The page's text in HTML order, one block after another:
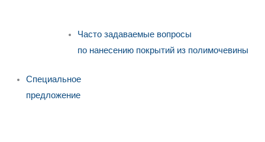
Часто задаваемые вопросы
по нанесению покрытий из полимочевины
Специальное
предложение